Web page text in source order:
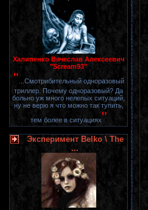
Халипенко Вячеслав Алексеевич
"Scream93"
" ...Смотрибительный одноразовый
триллер. Почему одноразовый? Да
больно уж много нелепых ситуаций,
ну не верю я что можно так тупить,
тем более в ситуациях"
Эксперимент Belko \ The
...